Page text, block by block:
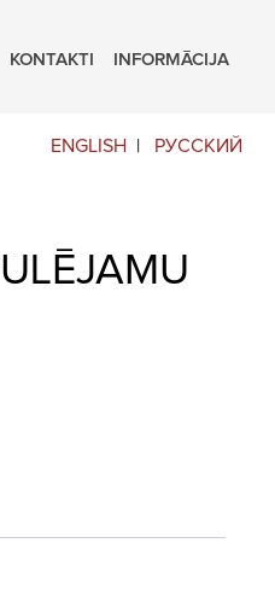
KONTAKTI INFORMĀCIJA
ENGLISH РУССКИЙ